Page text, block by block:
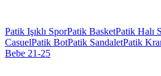
Patik Işıklı SporPatik BasketPatik Halı
CasuelPatik BotPatik SandaletPatik
Bebe 21-25